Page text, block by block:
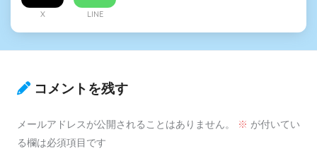
X LINE
コメントを残す
メールアドレスが公開されることはありません。 ※ が付いてい
る欄は必須項目です